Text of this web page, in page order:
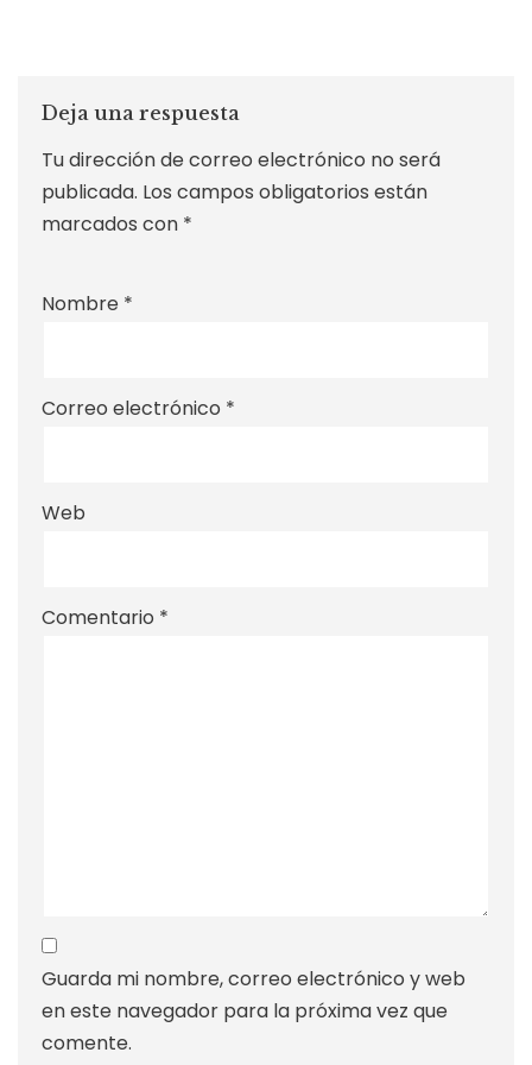
Deja una respuesta
Tu dirección de correo electrónico no será
publicada. Los campos obligatorios están
marcados con *
Nombre *
Correo electrónico *
Web
Comentario *
Guarda mi nombre, correo electrónico y web
en este navegador para la próxima vez que
comente.